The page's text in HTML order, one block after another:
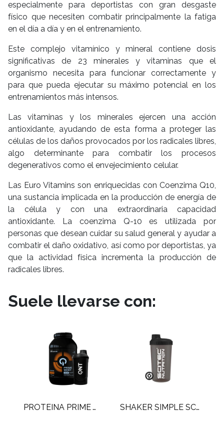
especialmente para deportistas con gran desgaste
físico que necesiten combatir principalmente la fatiga
en el día a día y en el entrenamiento.
Este complejo vitamínico y mineral contiene dosis
significativas de 23 minerales y vitaminas que el
organismo necesita para funcionar correctamente y
para que pueda ejecutar su máximo potencial en los
entrenamientos más intensos.
Las vitaminas y los minerales ejercen una acción
antioxidante, ayudando de esta forma a proteger las
células de los daños provocados por los radicales libres,
algo determinante para combatir los procesos
degenerativos como el envejecimiento celular.
Las Euro Vitamins son enriquecidas con Coenzima Q10,
una sustancia implicada en la producción de energía de
la célula y con una extraordinaria capacidad
antioxidante. La coenzima Q-10 es utilizada por
personas que desean cuidar su salud general y ayudar a
combatir el daño oxidativo, así como por deportistas, ya
que la actividad física incrementa la producción de
radicales libres.
Suele llevarse con:
PROTEINA PRIME WHEY QNT (2 KG) SHAKER SIMPLE SCITEC